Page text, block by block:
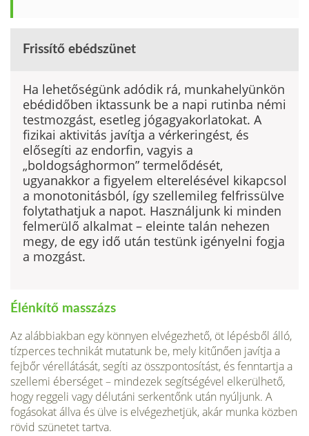
Frissítő ebédszünet
Ha lehetőségünk adódik rá, munka­helyünkön
ebédidőben iktassunk be a napi rutinba némi
testmozgást, esetleg jógagyakorlatokat. A
fizikai aktivitás javítja a vérkeringést, és
elősegíti az endorfin, vagyis a
„boldogsághormon” termelődését,
ugyanakkor a figyelem elterelésével kikapcsol
a monotonitás­ból, így szellemileg felfrissülve
folytat­hatjuk a napot. Használjunk ki minden
felmerülő alkalmat – eleinte talán nehezen
megy, de egy idő után testünk igényelni fogja
a mozgást.
Élénkítő masszázs
Az alábbiakban egy könnyen elvégezhető, öt lépésből álló,
tízperces technikát mutatunk be, mely kitűnően javítja a
fejbőr vér­ellátását, segíti az összpontosítást, és fenntartja a
szellemi éberséget – mindezek segítségével elkerül­hető,
hogy reggeli vagy délutáni serkentőnk után nyúljunk. A
fogásokat állva és ülve is elvégezhetjük, akár munka közben
rövid szünetet tartva.